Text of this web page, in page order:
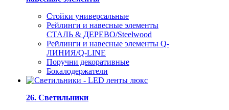
Стойки универсальные
Рейлинги и навесные элементы
СТАЛЬ & ДЕРЕВО/Steelwood
Рейлинги и навесные элементы Q-
ЛИНИЯ/Q-LINE
Поручни декоративные
Бокалодержатели
26. Светильники